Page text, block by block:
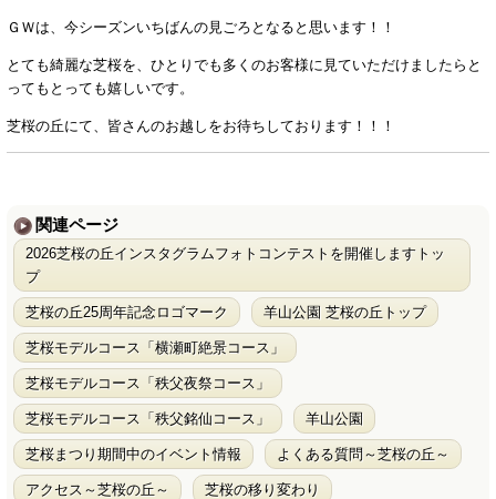
ＧＷは、今シーズンいちばんの見ごろとなると思います！！
とても綺麗な芝桜を、ひとりでも多くのお客様に見ていただけましたらと
ってもとっても嬉しいです。
芝桜の丘にて、皆さんのお越しをお待ちしております！！！
関連ページ
2026芝桜の丘インスタグラムフォトコンテストを開催しますトッ
プ
芝桜の丘25周年記念ロゴマーク 羊山公園 芝桜の丘トップ
芝桜モデルコース「横瀬町絶景コース」
芝桜モデルコース「秩父夜祭コース」
芝桜モデルコース「秩父銘仙コース」 羊山公園
芝桜まつり期間中のイベント情報 よくある質問～芝桜の丘～
アクセス～芝桜の丘～ 芝桜の移り変わり